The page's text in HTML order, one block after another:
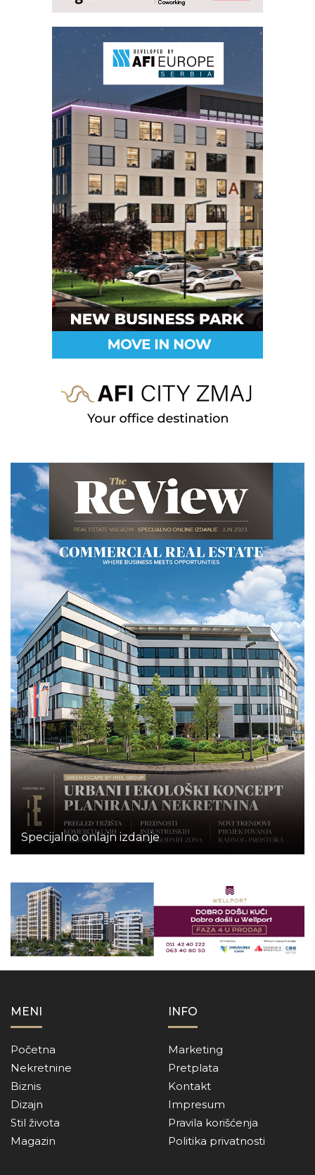
Specijalno onlajn izdanje
MENI
Početna
Nekretnine
Biznis
Dizajn
Stil života
Magazin
INFO
Marketing
Pretplata
Kontakt
Impresum
Pravila korišćenja
Politika privatnosti